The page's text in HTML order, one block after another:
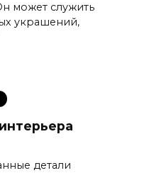
может служить
украшений,
детали